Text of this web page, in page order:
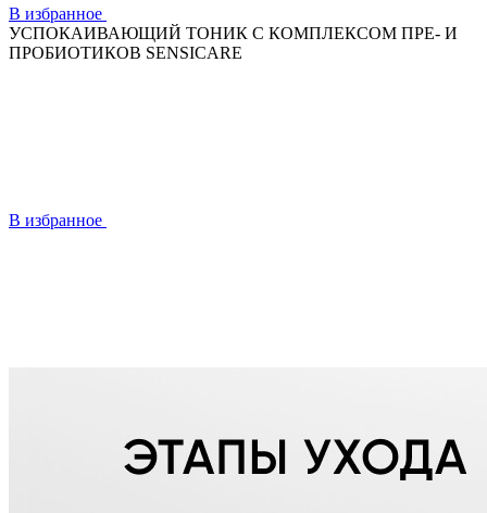
В избранное
УСПОКАИВАЮЩИЙ ТОНИК С КОМПЛЕКСОМ ПРЕ- И
ПРОБИОТИКОВ SENSICARE
В избранное